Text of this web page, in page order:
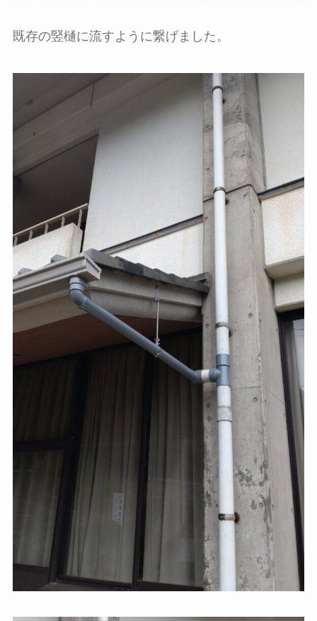
既存の竪樋に流すように繋げました。